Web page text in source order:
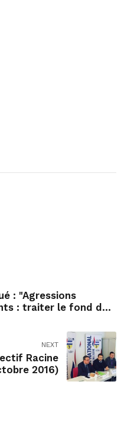
: traiter le fond du
NEXT
Racine
2016)